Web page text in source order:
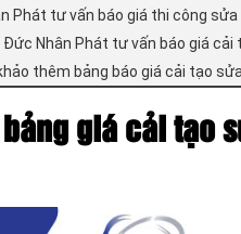
Phát tư vấn báo giá thi công
Đức Nhân Phát tư vấn báo giá
thêm bảng báo giá cải tạo
giá cải tạo